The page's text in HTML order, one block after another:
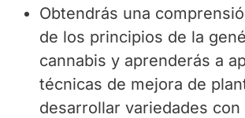
Obtendrás una
de los principios de la
cannabis y aprenderás a
técnicas de mejora de
desarrollar variedades con